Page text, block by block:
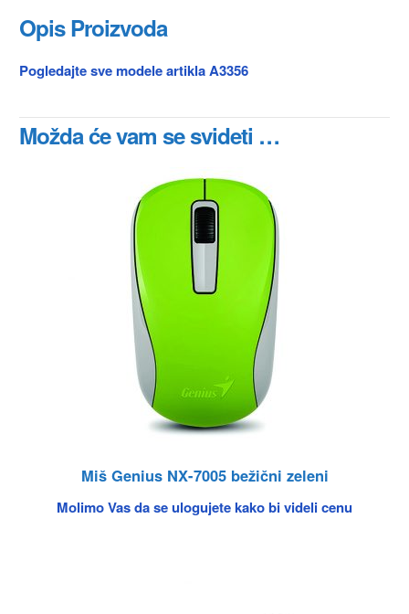
Opis Proizvoda
Pogledajte sve modele artikla A3356
Možda će vam se svideti …
Miš Genius NX-7005 bežični zeleni
Molimo Vas da se ulogujete kako bi videli cenu